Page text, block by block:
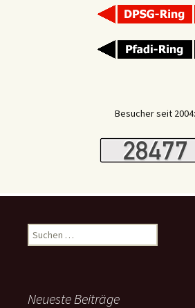
Besucher seit 2004:
Suchen
nach:
Neueste Beiträge